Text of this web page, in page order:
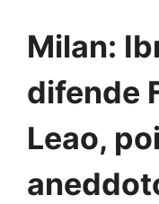
Milan:
difende
Leao,